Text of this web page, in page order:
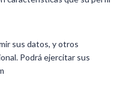
sus datos, y otros
Podrá ejercitar sus